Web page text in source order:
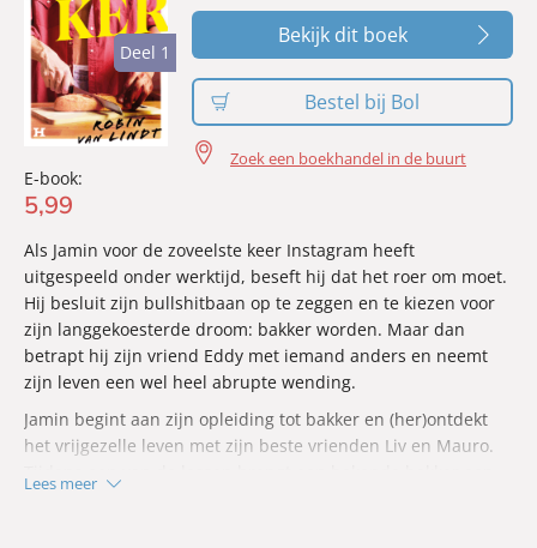
Deel 1
Deel 1
E-book:
5,99
Bekijk dit boek
Bestel bij Bol
Zoek een boekhandel in de buurt
Als Jamin voor de zoveelste keer Instagram heeft
uitgespeeld onder werktijd, beseft hij dat het roer om moet.
Hij besluit zijn bullshitbaan op te zeggen en te kiezen voor
zijn langgekoesterde droom: bakker worden. Maar dan
betrapt hij zijn vriend Eddy met iemand anders en neemt
zijn leven een wel heel abrupte wending.
Jamin begint aan zijn opleiding tot bakker en (her)ontdekt
het vrijgezelle leven met zijn beste vrienden Liv en Mauro.
Lees meer